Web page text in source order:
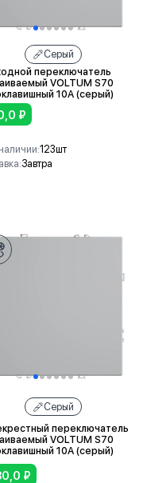
Серый
переключатель
VOLTUM S70
10А (серый)
₽
123шт
Завтра
Серый
переключатель
VOLTUM S70
10А (серый)
₽